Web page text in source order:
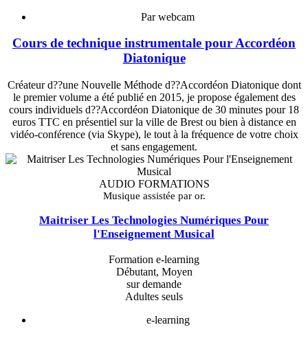
Par webcam
Cours de technique instrumentale pour Accordéon
Diatonique
Créateur d??une Nouvelle Méthode d??Accordéon Diatonique dont
le premier volume a été publié en 2015, je propose également des
cours individuels d??Accordéon Diatonique de 30 minutes pour 18
euros TTC en présentiel sur la ville de Brest ou bien à distance en
vidéo-conférence (via Skype), le tout à la fréquence de votre choix
et sans engagement.
AUDIO FORMATIONS
Musique assistée par or.
Maitriser Les Technologies Numériques Pour
l'Enseignement Musical
Formation e-learning
Débutant, Moyen
sur demande
Adultes seuls
e-learning